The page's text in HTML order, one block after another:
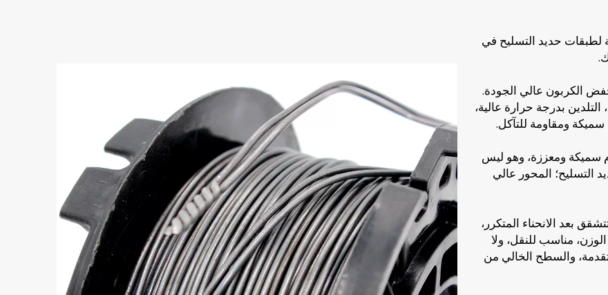
لطبقات حديد التسليح في
الكربون عالي الجودة.
بدرجة حرارة عالية،
سميكة ومقاومة للتآكل.
سميكة ومعززة، وهو ليس
المحور عالي
بعد الانحناء المتكرر،
مناسب للنقل، ولا
والسطح الخالي من